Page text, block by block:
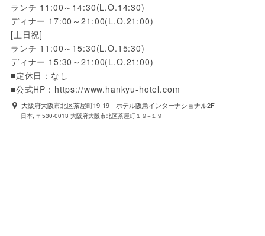
ランチ 11:00～14:30(L.O.14:30)
ディナー 17:00～21:00(L.O.21:00)
[土日祝]
ランチ 11:00～15:30(L.O.15:30)
ディナー 15:30～21:00(L.O.21:00)
■定休日：なし
■公式HP：https://www.hankyu-hotel.com
大阪府大阪市北区茶屋町19-19 ホテル阪急インターナショナル2F
日本, 〒530-0013 大阪府大阪市北区茶屋町１９−１９